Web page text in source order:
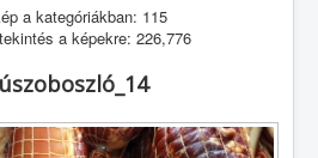
a kategóriákban: 115
a képekre: 226,776